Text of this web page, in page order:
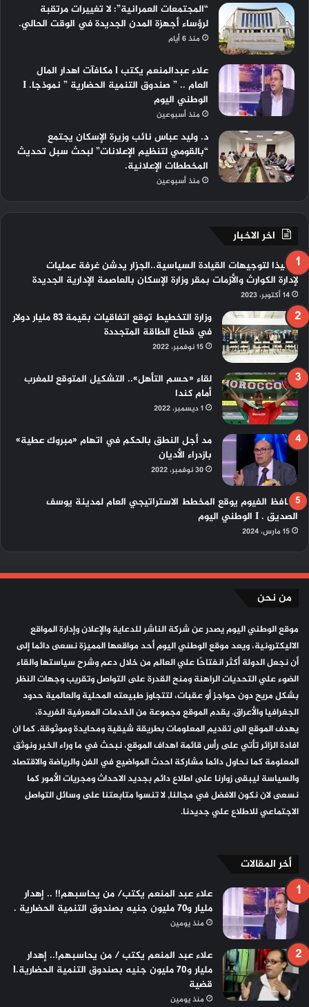
“المجتمعات العمرانية”: لا تغييرات مرتقبة
لرؤساء أجهزة المدن الجديدة في الوقت الحالي.
منذ 6 أيام
علاء عبدالمنعم يكتب l مكافآت اهدار المال
العام .. ” صندوق التنمية الحضارية ” نموذجا. I
الوطني اليوم
منذ أسبوعين
د. وليد عباس نائب وزيرة الإسكان يجتمع
“بالقومي لتنظيم الإعلانات” لبحث سبل تحديث
المخططات الإعلانية.
منذ أسبوعين
اخر الاخبار
تنفيذا لتوجيهات القيادة السياسية..الجزار يدشن غرفة عمليات
لإدارة الكوارث والأزمات بمقر وزارة الإسكان بالعاصمة الإدارية الجديدة
14 أكتوبر، 2023
وزارة التخطيط توقع اتفاقيات بقيمة 83 مليار دولار
في قطاع الطاقة المتجددة
15 نوفمبر، 2022
لقاء «حسم التأهل».. التشكيل المتوقع للمغرب
أمام كندا
1 ديسمبر، 2022
مد أجل النطق بالحكم في اتهام «مبروك عطية»
بازدراء الأديان
30 نوفمبر، 2022
محافظ الفيوم يوقع المخطط الاستراتيجي العام لمدينة يوسف
الصديق . I الوطني اليوم
15 مارس، 2024
من نحن
موقع الوطني اليوم يصدر عن شركة الناشر للدعاية والإعلان وإدارة المواقع
الاليكترونية، ويعد موقع الوطني اليوم أحد مواقعها المميزة نسعى دائما إلى
أن نجعل الدولة أكثر انفتاحًا علي العالم من خلال دعم وشرح سياستها والقاء
الضوء علي التحديات الراهنة ومنح القدرة على التواصل وتقريب وجهات النظر
بشكل مريح دون حواجز أو عقبات، لتتجاوز طبيعته المحلية والعالمية حدود
الجغرافيا والأعراق. يقدم الموقع مجموعة من الخدمات المعرفية الفريدة،
يهدف الموقع الى تقديم المعلومات بطريقة شيقية ومحايدة وموثوقة. كما ان
افادة الزائر تأتي على رأس قائمة اهداف الموقع، نبحث في ما وراء الخبر ونوثق
المعلومة كما نحاول دائما مشاركة احدث المواضيع في الفن والرياضة والاقتصاد
والسياسة ليبقى زوارنا على اطلاع دائم بجديد الاحداث ومجريات الأمور كما
نسعى لان نكون الافضل في مجالنا, لا تنسوا متابعتنا على وسائل التواصل
الاجتماعي للاطلاع علي جديدنا.
أخر المقالات
علاء عبد المنعم يكتب/ من يحاسبهم!! .. إهدار
مليار و٧٠ مليون جنيه بصندوق التنمية الحضارية .
منذ يومين
علاء عبد المنعم يكتب / من يحاسبهم!.. إهدار
مليار و70 مليون جنيه بصندوق التنمية الحضارية.l
قضية
منذ يومين